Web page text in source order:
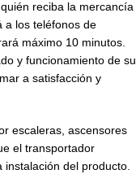
reciba la mercancía
a los teléfonos de
máximo 10 minutos.
y funcionamiento de su
a satisfacción y
escaleras, ascensores
el transportador
del producto.